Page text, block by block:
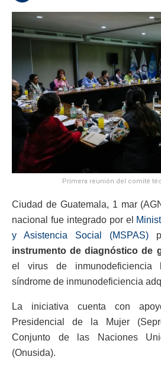
Primera reunión del comité
Ciudad de Guatemala, 1 mar
nacional fue integrado por el
y Asistencia Social (MSPAS)
instrumento de diagnóstico de
el virus de inmunodeficiencia
síndrome de inmunodeficiencia
La iniciativa cuenta con
Presidencial de la Mujer
Conjunto de las Naciones
(Onusida).